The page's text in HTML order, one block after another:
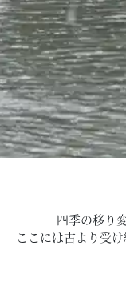
四季の移り
ここには古より受